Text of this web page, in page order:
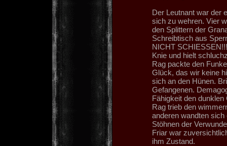
Der Leutnant war der
sich zu wehren. Vier
den Splittern der
Schreibtisch aus
NICHT
Knie und hielt
Rag packte den
Glück, das wir keine
sich an den Hünen.
Gefangenen.
Fähigkeit den
Rag trieb den
anderen wandten
Stöhnen der
Friar war
ihm Zustand.